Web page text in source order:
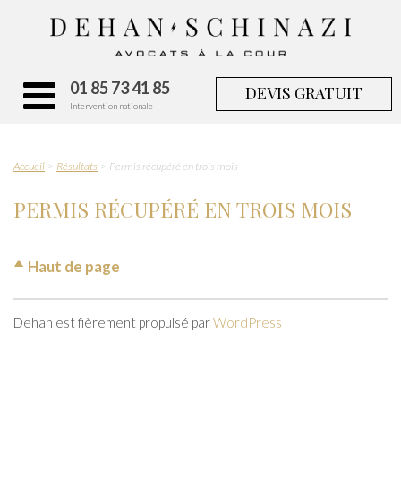
01 85 73 41 85
Intervention nationale
DEVIS GRATUIT
Accueil Résultats Permis récupéré en trois mois
PERMIS RÉCUPÉRÉ EN TROIS MOIS
Haut de page
Dehan est fièrement propulsé parWordPress